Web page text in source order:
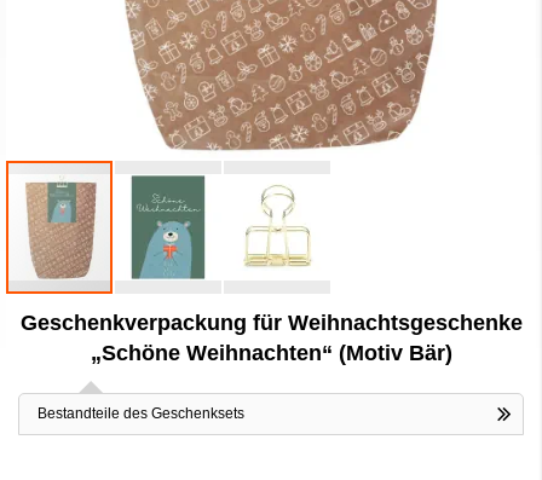
Anfang
Geschenkverpackung für Weihnachtsgeschenke
„Schöne Weihnachten“ (Motiv Bär)
Bestandteile des Geschenksets